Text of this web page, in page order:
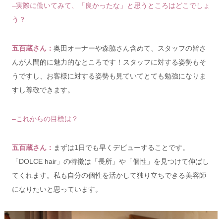
–実際に働いてみて、「良かったな」と思うところはどこでしょ
う？
五百蔵さん： 奥田オーナーや森脇さん含めて、 スタッフの皆さ
んが人間的に魅力的なところです！ スタッフに対する姿勢もそ
うですし、お客様に対する姿勢も見ていてとても勉強になりま
すし尊敬できます。
–これからの目標は？
五百蔵さん： まずは1日でも早くデビューすることです。
「DOLCE hair」の特徴は「長所」や「個性」を見つけて伸ばし
てくれます。私も自分の個性を活かして独り立ちできる美容師
になりたいと思っています。